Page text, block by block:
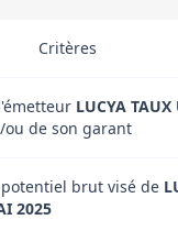
Critères
LUCYA TAUX
ou de son garant
brut visé de
2025